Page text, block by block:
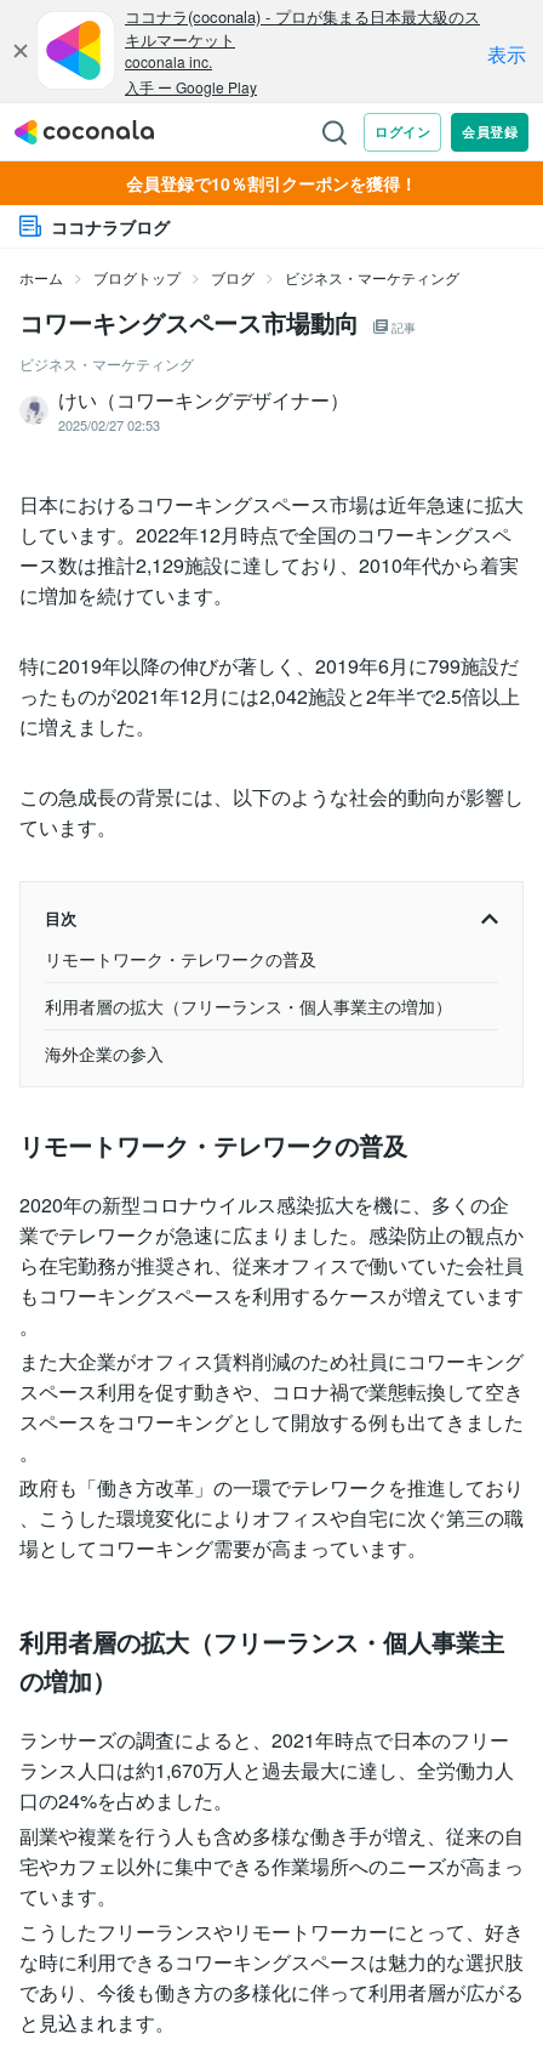
会員登録で10％割引クーポンを獲得！
ココナラブログ
ホーム ブログトップ ブログ ビジネス・マーケティング
コワーキングスペース市場動向 記事
ビジネス・マーケティング
けい（コワーキングデザイナー）
2025/02/27 02:53
日本におけるコワーキングスペース市場は近年急速に拡大
しています。2022年12月時点で全国のコワーキングスペ
ース数は推計2,129施設に達しており、2010年代から着実
に増加を続けています​。
特に2019年以降の伸びが著しく、2019年6月に799施設だ
ったものが2021年12月には2,042施設と2年半で2.5倍以上
に増えました​。
この急成長の背景には、以下のような社会的動向が影響し
ています。
目次
リモートワーク・テレワークの普及
利用者層の拡大（フリーランス・個人事業主の増加）
海外企業の参入
リモートワーク・テレワークの普及
2020年の新型コロナウイルス感染拡大を機に、多くの企
業でテレワークが急速に広まりました。感染防止の観点か
ら在宅勤務が推奨され、従来オフィスで働いていた会社員
もコワーキングスペースを利用するケースが増えています​
。
また大企業がオフィス賃料削減のため社員にコワーキング
スペース利用を促す動きや、コロナ禍で業態転換して空き
スペースをコワーキングとして開放する例も出てきました​
。
​政府も「働き方改革」の一環でテレワークを推進しており​
、こうした環境変化によりオフィスや自宅に次ぐ第三の職
場としてコワーキング需要が高まっています​。
利用者層の拡大（フリーランス・個人事業主
の増加）
ランサーズの調査によると、2021年時点で日本のフリー
ランス人口は約1,670万人と過去最大に達し、全労働力人
口の24%を占めました​。
副業や複業を行う人も含め多様な働き手が増え、従来の自
宅やカフェ以外に集中できる作業場所へのニーズが高まっ
ています。
こうしたフリーランスやリモートワーカーにとって、好き
な時に利用できるコワーキングスペースは魅力的な選択肢
であり、今後も働き方の多様化に伴って利用者層が広がる
と見込まれます​。